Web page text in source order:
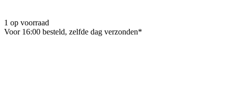
1 op voorraad
Voor 16:00 besteld, zelfde dag verzonden*